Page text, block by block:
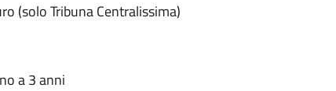
Tribuna Centralissima)
a 3 anni